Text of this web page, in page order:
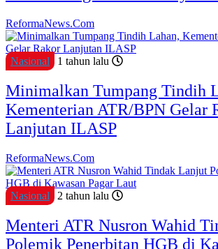
ReformaNews.Com
Nasional 1 tahun lalu
Minimalkan Tumpang Tindih
Kementerian ATR/BPN Gelar
Lanjutan ILASP
ReformaNews.Com
Nasional 2 tahun lalu
Menteri ATR Nusron Wahid
Polemik Penerbitan HGB di